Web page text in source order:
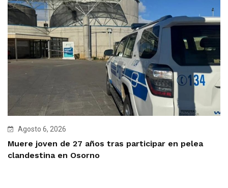
Agosto 6, 2026
Muere joven de 27 años tras participar en pelea
clandestina en Osorno